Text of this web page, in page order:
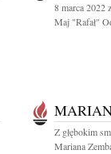
8 marca 2022
Maj "Rafał"
Z głębokim
Mariana